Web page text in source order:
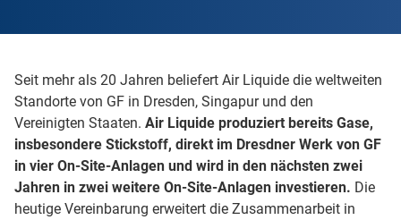
Seit mehr als 20 Jahren beliefert Air Liquide die weltweiten
Standorte von GF in Dresden, Singapur und den
Vereinigten Staaten. Air Liquide produziert bereits Gase,
insbesondere Stickstoff, direkt im Dresdner Werk von GF
in vier On-Site-Anlagen und wird in den nächsten zwei
Jahren in zwei weitere On-Site-Anlagen investieren. Die
heutige Vereinbarung erweitert die Zusammenarbeit in